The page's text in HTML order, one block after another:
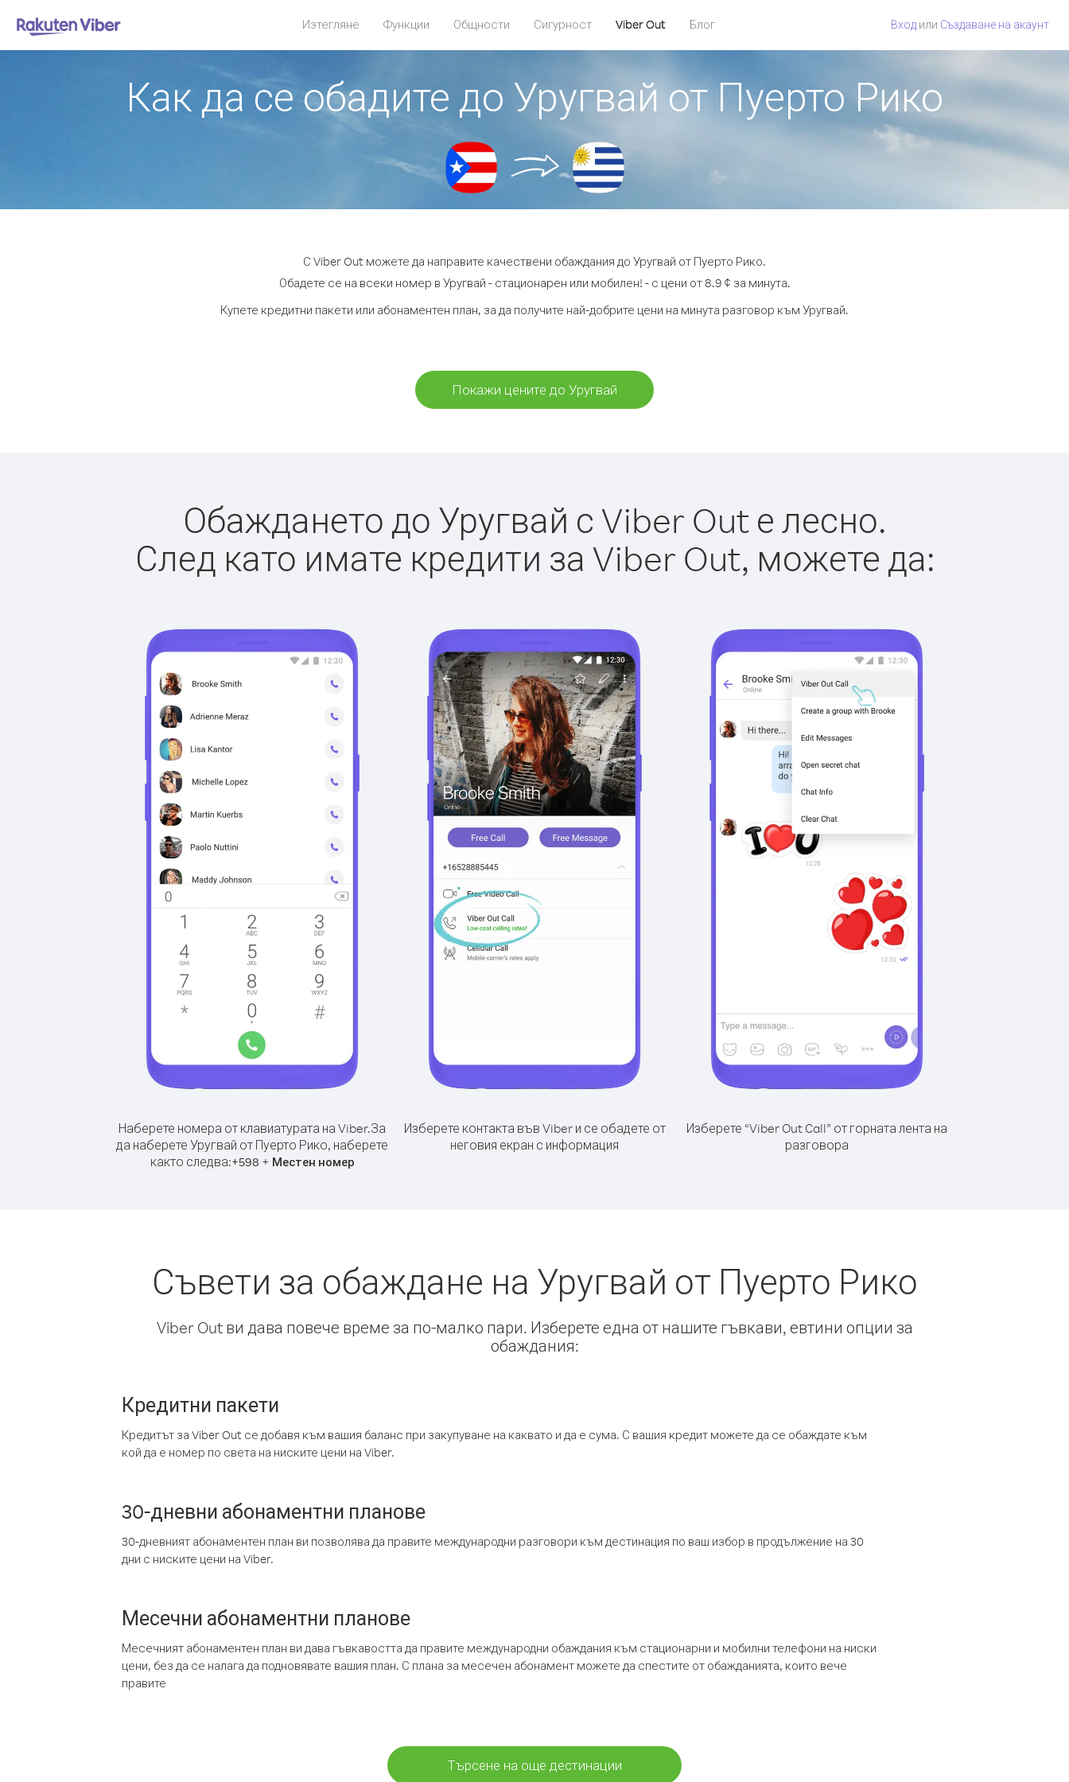
Изтегляне Функции Общности Сигурност Viber Out Блог Вход или Създаване на акаунт
Как да се обадите до Уругвай от Пуерто Рико
С Viber Out можете да направите качествени обаждания до Уругвай от Пуерто Рико.
Обадете се на всеки номер в Уругвай - стационарен или мобилен! - с цени от 8.9 ¢ за минута.
Купете кредитни пакети или абонаментен план, за да получите най-добрите цени на минута разговор към Уругвай.
Покажи цените до Уругвай
Обаждането до Уругвай с Viber Out е лесно.
След като имате кредити за Viber Out, можете да:
Наберете номера от клавиатурата на Viber.За
да наберете Уругвай от Пуерто Рико, наберете
както следва:+598 + Местен номер
Изберете контакта във Viber и се обадете от
неговия екран с информация
Изберете “Viber Out Call” от горната лента на
разговора
Съвети за обаждане на Уругвай от Пуерто Рико
Viber Out ви дава повече време за по-малко пари. Изберете една от нашите гъвкави, евтини опции за
обаждания:
Кредитни пакети
Кредитът за Viber Out се добавя към вашия баланс при закупуване на каквато и да е сума. С вашия кредит можете да се обаждате към
кой да е номер по света на ниските цени на Viber.
30-дневни абонаментни планове
30-дневният абонаментен план ви позволява да правите международни разговори към дестинация по ваш избор в продължение на 30
дни с ниските цени на Viber.
Месечни абонаментни планове
Месечният абонаментен план ви дава гъвкавостта да правите международни обаждания към стационарни и мобилни телефони на ниски
цени, без да се налага да подновявате вашия план. С плана за месечен абонамент можете да спестите от обажданията, които вече
правите
Търсене на още дестинации